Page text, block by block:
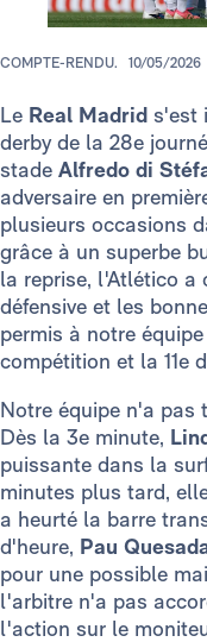
COMPTE-RENDU. 10/05/2026
Le Real Madrid s'est
derby de la 28e
stade Alfredo di
adversaire en
plusieurs occasions
grâce à un superbe
la reprise, l'Atlético a
défensive et les
permis à notre
compétition et la 11e
Notre équipe n'a pas
Dès la 3e minute,
puissante dans la
minutes plus tard,
a heurté la barre
d'heure, Pau
pour une possible
l'arbitre n'a pas
l'action sur le